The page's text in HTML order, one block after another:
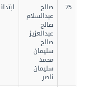
صالح
عبدالسلام
صالح
عبدالعزيز
صالح
سليمان
محمد
سليمان
ابتدائي